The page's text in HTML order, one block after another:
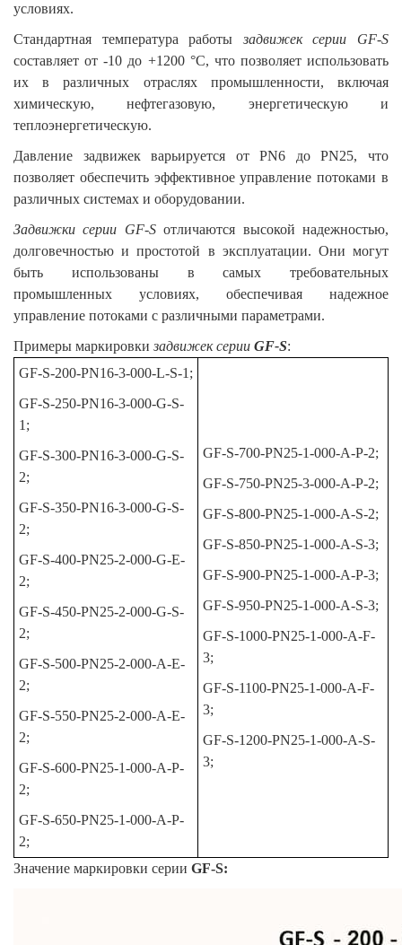
условиях.
Стандартная температура работы задвижек серии GF-S
составляет от -10 до +1200 °C, что позволяет использовать
их в различных отраслях промышленности, включая
химическую, нефтегазовую, энергетическую и
теплоэнергетическую.
Давление задвижек варьируется от PN6 до PN25, что
позволяет обеспечить эффективное управление потоками в
различных системах и оборудовании.
Задвижки серии GF-Sотличаются высокой надежностью,
долговечностью и простотой в эксплуатации. Они могут
быть использованы в самых требовательных
промышленных условиях, обеспечивая надежное
управление потоками с различными параметрами.
Примеры маркировки задвижек серии GF-S:
GF-S-200-PN16-3-000-L-S-1;
GF-S-250-PN16-3-000-G-S-
1;
GF-S-300-PN16-3-000-G-S-
2;
GF-S-350-PN16-3-000-G-S-
2;
GF-S-400-PN25-2-000-G-E-
2;
GF-S-450-PN25-2-000-G-S-
2;
GF-S-500-PN25-2-000-A-E-
2;
GF-S-550-PN25-2-000-A-E-
2;
GF-S-600-PN25-1-000-A-P-
2;
GF-S-650-PN25-1-000-A-P-
2;
GF-S-700-PN25-1-000-A-P-2;
GF-S-750-PN25-3-000-A-P-2;
GF-S-800-PN25-1-000-A-S-2;
GF-S-850-PN25-1-000-A-S-3;
GF-S-900-PN25-1-000-A-P-3;
GF-S-950-PN25-1-000-A-S-3;
GF-S-1000-PN25-1-000-A-F-
3;
GF-S-1100-PN25-1-000-A-F-
3;
GF-S-1200-PN25-1-000-A-S-
3;
Значение маркировки серии GF-S: